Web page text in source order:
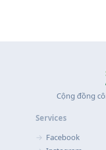
Cộng đồng
Services
Facebook